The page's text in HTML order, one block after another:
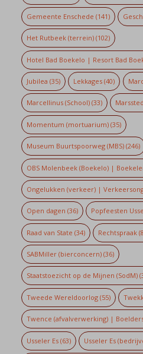
Gemeente Enschede (141)
Het Rutbeek (terrein)(102)
Hotel Bad Boekelo | Resort Bad
Jubilea (35) Lekkages (40)
Marcellinus (School)(33)
Momentum (mortuarium)(35)
Museum Buurtspoorweg (MBS)(246)
OBS Molenbeek (Boekelo) |
Ongelukken (verkeer) |
Open dagen (36) Popfeesten
Raad van State (34) Rechtspraak
SABMiller (bierconcern)(36)
Staatstoezicht op de Mijnen (SodM)
Tweede Wereldoorlog(55)
Twence (afvalverwerking) |
Usseler Es(63) Usseler Es